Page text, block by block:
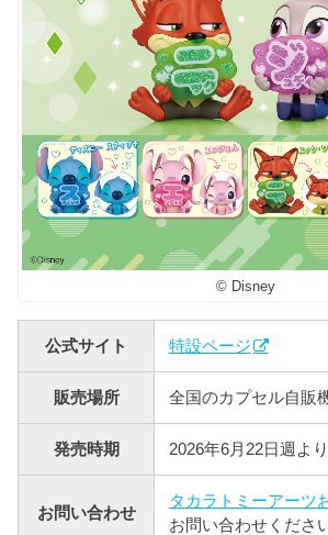
© Disney
公式サイト 特設ページ
販売場所 全国のカプセル自販
発売時期 2026年6月22日週よ
お問い合わせ
タカラトミーアーツ
お問い合わせください